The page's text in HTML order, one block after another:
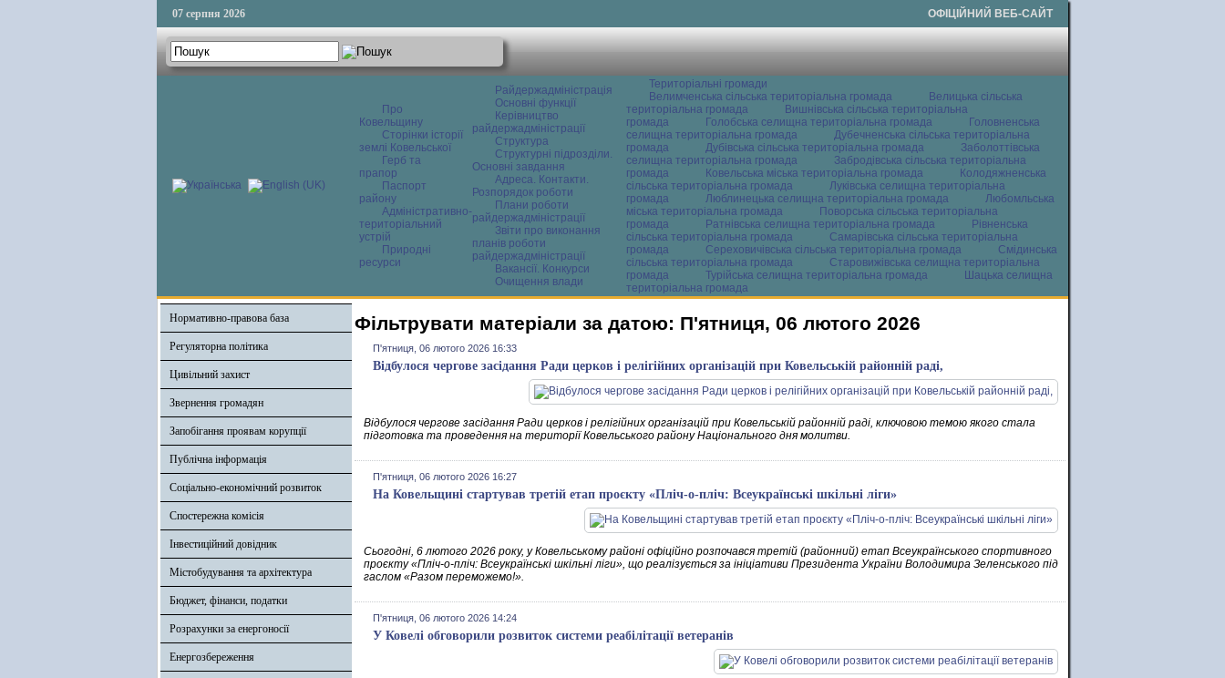
07 серпня 2026 ОФІЦІЙНИЙ ВЕБ-САЙТ
Про
Ковельщину
Сторінки історії
землі Ковельської
Герб та
прапор
Паспорт
району
Адміністративно-
територіальний
устрій
Природні
ресурси
Райдержадміністрація
Основні функції
Керівництво
райдержадміністрації
Структура
Структурні підрозділи.
Основні завдання
Адреса. Контакти.
Розпорядок роботи
Плани роботи
райдержадміністрації
Звіти про виконання
планів роботи
райдержадміністрації
Вакансії. Конкурси
Очищення влади
Територіальні громади
Велимченська сільська територіальна громада
Велицька сільська
територіальна громада
Вишнівська сільська територіальна
громада
Голобська селищна територіальна громада
Головненська
селищна територіальна громада
Дубечненська сільська територіальна
громада
Дубівська сільська територіальна громада
Заболоттівська
селищна територіальна громада
Забродівська сільська територіальна
громада
Ковельська міська територіальна громада
Колодяжненська
сільська територіальна громада
Луківська селищна територіальна
громада
Люблинецька селищна територіальна громада
Любомльська
міська територіальна громада
Поворська сільська територіальна
громада
Ратнівська селищна територіальна громада
Рівненська
сільська територіальна громада
Самарівська сільська територіальна
громада
Сереховичівська сільська територіальна громада
Смідинська
сільська територіальна громада
Старовижівська селищна територіальна
громада
Турійська селищна територіальна громада
Шацька селищна
територіальна громада
Нормативно-правова база
Регуляторна політика
Цивільний захист
Звернення громадян
Запобігання проявам корупції
Публічна інформація
Соціально-економічний розвиток
Спостережна комісія
Інвестиційний довідник
Містобудування та архітектура
Бюджет, фінанси, податки
Розрахунки за енергоносії
Енергозбереження
Фільтрувати матеріали за датою: П'ятниця, 06 лютого 2026
П'ятниця, 06 лютого 2026 16:33
Відбулося чергове засідання Ради церков і релігійних організацій при Ковельській районній раді,
Відбулося чергове засідання Ради церков і релігійних організацій при Ковельській районній раді, ключовою темою якого стала
підготовка та проведення на території Ковельського району Національного дня молитви.
П'ятниця, 06 лютого 2026 16:27
На Ковельщині стартував третій етап проєкту «Пліч-о-пліч: Всеукраїнські шкільні ліги»
Сьогодні, 6 лютого 2026 року, у Ковельському районі офіційно розпочався третій (районний) етап Всеукраїнського спортивного
проєкту «Пліч-о-пліч: Всеукраїнські шкільні ліги», що реалізується за ініціативи Президента України Володимира Зеленського під
гаслом «Разом переможемо!».
П'ятниця, 06 лютого 2026 14:24
У Ковелі обговорили розвиток системи реабілітації ветеранів